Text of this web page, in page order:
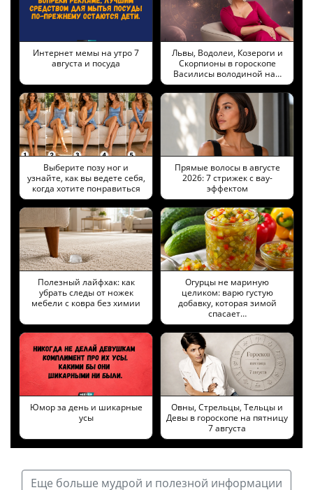
Интернет мемы на утро 7
августа и посуда
Львы, Водолеи, Козероги и
Скорпионы в гороскопе
Василисы володиной на…
Выберите позу ног и
узнайте, как вы ведете себя,
когда хотите понравиться
Прямые волосы в августе
2026: 7 стрижек с вау-
эффектом
Полезный лайфхак: как
убрать следы от ножек
мебели с ковра без химии
Огурцы не мариную
целиком: варю густую
добавку, которая зимой
спасает…
Юмор за день и шикарные
усы
Овны, Стрельцы, Тельцы и
Девы в гороскопе на пятницу
7 августа
Еще больше мудрой и полезной информации